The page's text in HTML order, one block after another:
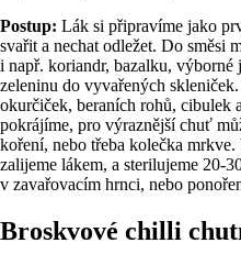
Postup: Lák si připravíme jako
svařit a nechat odležet. Do směsi
i např. koriandr, bazalku,
zeleninu do vyvařených
okurčiček, beraních rohů, cibulek
pokrájíme, pro výraznější chuť
koření, nebo třeba kolečka
zalijeme lákem, a sterilujeme 20-
v zavařovacím hrnci, nebo
Broskvové chilli